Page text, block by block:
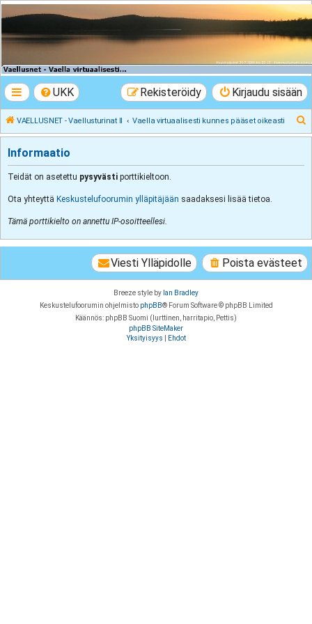
VAELLUSNET -
Vaellusturinat II
UKK Kirjaudu sisään
Rekisteröidy
VAELLUSNET - Vaellusturinat II Vaella virtuaalisesti kunnes pääset oikeasti
t
Informaatio
Teidät on asetettu pysyvästi porttikieltoon.
Ota yhteyttä Keskustelufoorumin ylläpitäjään saadaksesi lisää tietoa.
Tämä porttikielto on annettu IP-osoitteellesi.
Poista evästeet
Viesti Ylläpidolle
Breeze style by Ian Bradley
Keskustelufoorumin ohjelmisto phpBB® Forum Software © phpBB Limited
Käännös: phpBB Suomi (lurttinen, harritapio, Pettis)
phpBB SiteMaker
Yksityisyys
Ehdot